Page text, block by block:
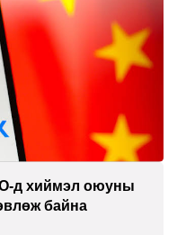
д хиймэл оюуны
байна